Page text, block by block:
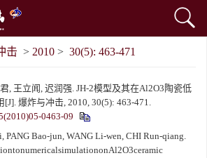
击 > 2010 > 30(5): 463-471
, 王立闻, 迟润强. JH-2模型及其在Al2O3陶瓷低
爆炸与冲击, 2010, 30(5): 463-471.
0463-09
PANG Bao-jun, WANG Li-wen, CHI Run-qiang.